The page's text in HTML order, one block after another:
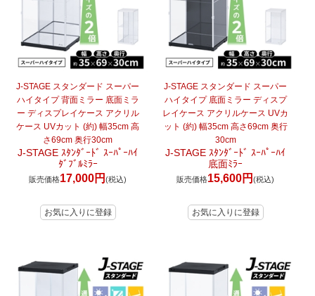
J-STAGE スタンダード スーパー
ハイタイプ 背面ミラー 底面ミラ
ー ディスプレイケース アクリル
ケース UVカット (約) 幅35cm 高
さ69cm 奥行30cm
J-STAGE ｽﾀﾝﾀﾞｰﾄﾞ ｽｰﾊﾟｰﾊｲ
ﾀﾞﾌﾞﾙﾐﾗｰ
販売価格17,000円(税込)
J-STAGE スタンダード スーパー
ハイタイプ 底面ミラー ディスプ
レイケース アクリルケース UVカ
ット (約) 幅35cm 高さ69cm 奥行
30cm
J-STAGE ｽﾀﾝﾀﾞｰﾄﾞ ｽｰﾊﾟｰﾊｲ
底面ﾐﾗｰ
販売価格15,600円(税込)